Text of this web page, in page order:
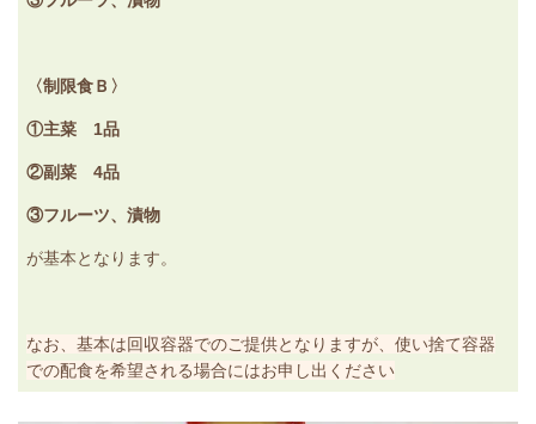
〈制限食Ｂ〉
①主菜 1品
②副菜 4品
③フルーツ、漬物
が基本となります。
なお、基本は回収容器でのご提供となりますが、使い捨て容器
での配食を希望される場合にはお申し出ください